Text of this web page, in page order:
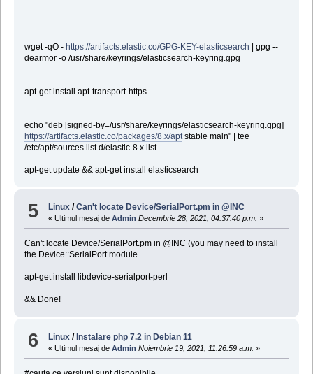
wget -qO - https://artifacts.elastic.co/GPG-KEY-elasticsearch | gpg --
dearmor -o /usr/share/keyrings/elasticsearch-keyring.gpg
apt-get install apt-transport-https
echo "deb [signed-by=/usr/share/keyrings/elasticsearch-keyring.gpg]
https://artifacts.elastic.co/packages/8.x/aptstable main" | tee
/etc/apt/sources.list.d/elastic-8.x.list
apt-get update && apt-get install elasticsearch
5 Linux /Can't locate Device/SerialPort.pm in @INC
« Ultimul mesaj deAdmin Decembrie 28, 2021, 04:37:40 p.m. »
Can't locate Device/SerialPort.pm in @INC (you may need to install
the Device::SerialPort module
apt-get install libdevice-serialport-perl
&& Done!
6 Linux /Instalare php 7.2 in Debian 11
« Ultimul mesaj deAdmin Noiembrie 19, 2021, 11:26:59 a.m. »